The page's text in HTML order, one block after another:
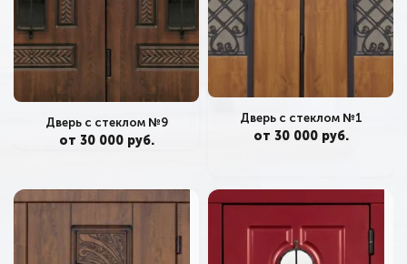
Дверь с стеклом №9
от 30 000 руб.
Дверь с стеклом №1
от 30 000 руб.